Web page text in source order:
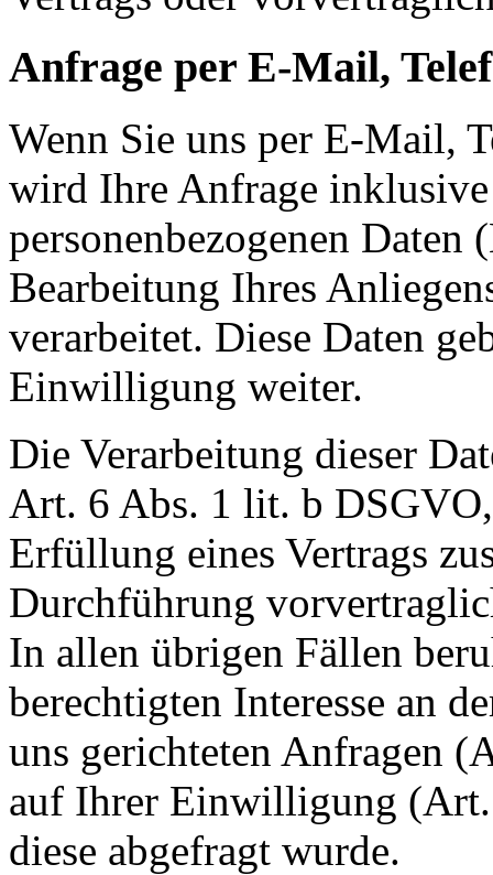
Anfrage per E-Mail,
Wenn Sie uns per E-Mail,
wird Ihre Anfrage inklusive
personenbezogenen
Bearbeitung Ihres
verarbeitet. Diese Daten
Einwilligung weiter.
Die Verarbeitung dieser
Art. 6 Abs. 1 lit. b
Erfüllung eines Vertrags
Durchführung
In allen übrigen Fällen
berechtigten Interesse an
uns gerichteten Anfragen
auf Ihrer Einwilligung
diese abgefragt wurde.